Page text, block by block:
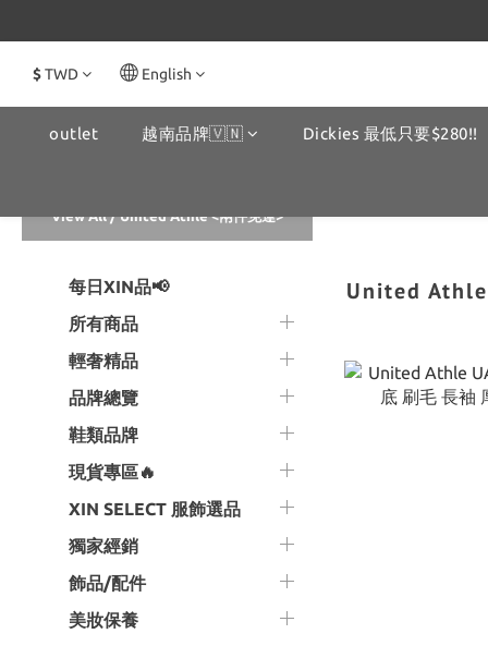
$TWD English
outlet 越南品牌🇻🇳 Dickies 最低只要$280!!
View All/United Athle <兩件免運>
每日XIN品📢
所有商品
輕奢精品
品牌總覽
鞋類品牌
現貨專區🔥
XIN SELECT 服飾選品
獨家經銷
飾品/配件
美妝保養
United